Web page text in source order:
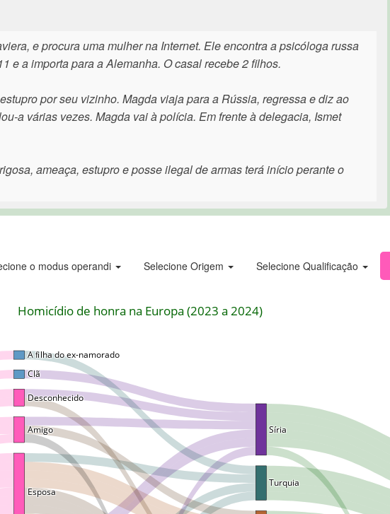
e procura uma mulher na Internet. Ele encontra a psicóloga russa
e a importa para a Alemanha. O casal recebe 2 filhos.
por seu vizinho. Magda viaja para a Rússia, regressa e diz ao
a várias vezes. Magda vai à polícia. Em frente à delegacia, Ismet
ameaça, estupro e posse ilegal de armas terá início perante o